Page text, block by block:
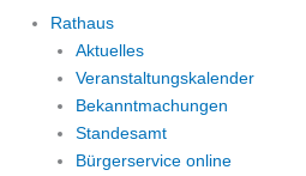
Rathaus
Aktuelles
Veranstaltungskalender
Bekanntmachungen
Standesamt
Bürgerservice online